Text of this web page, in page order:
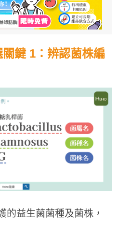
鍵 1：辨認菌株編
的益生菌菌種及菌株，